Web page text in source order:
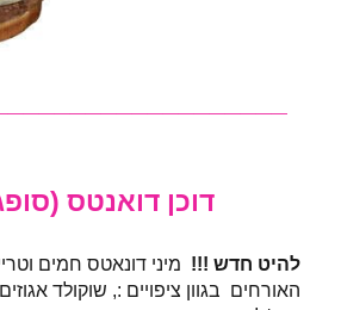
דוכן דואנטס
להיט חדש !!! מיני דונאטס חמים
האורחים בגוון ציפויים :, שוקולד